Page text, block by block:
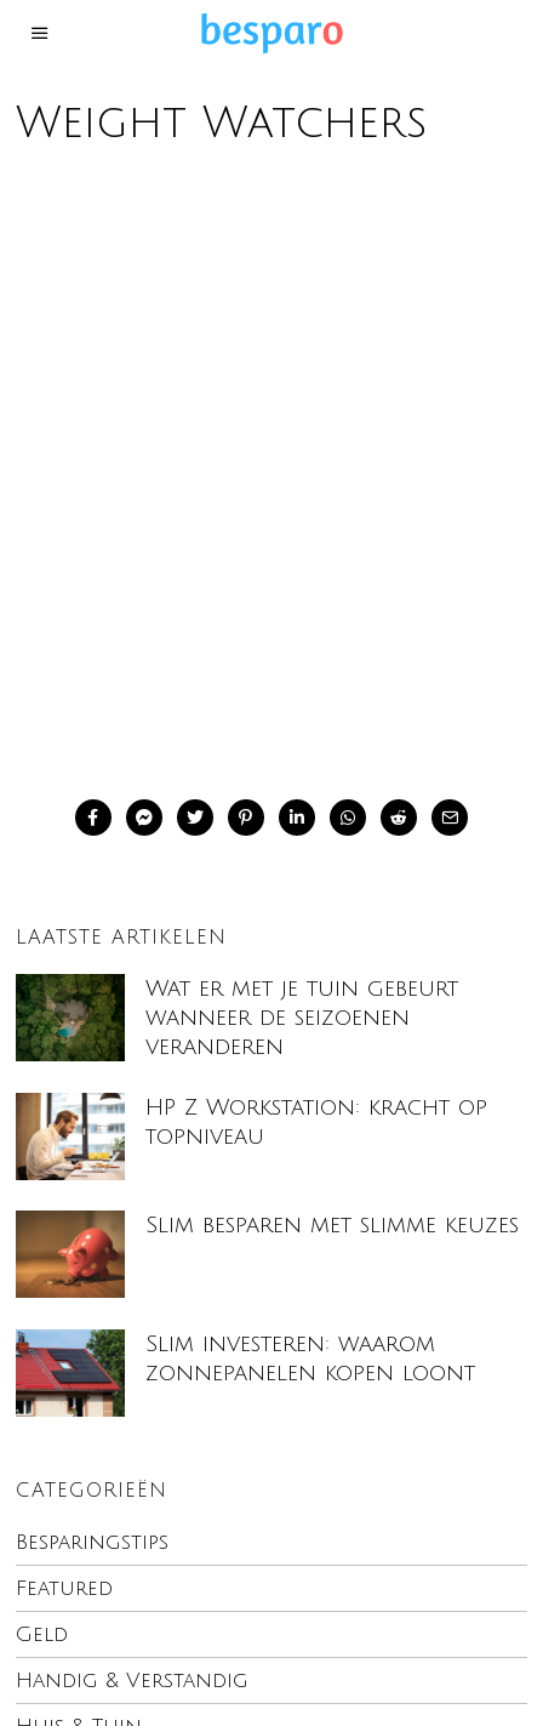
Weight Watchers
LAATSTE ARTIKELEN
Wat er met je tuin gebeurt
wanneer de seizoenen
veranderen
HP Z Workstation: kracht op
topniveau
Slim besparen met slimme keuzes
Slim investeren: waarom
zonnepanelen kopen loont
CATEGORIEËN
Besparingstips
Featured
Geld
Handig & Verstandig